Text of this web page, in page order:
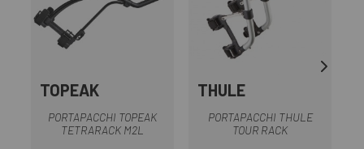
TOPEAK
PORTAPACCHI TOPEAK
TETRARACK M2L
THULE
PORTAPACCHI THULE
TOUR RACK